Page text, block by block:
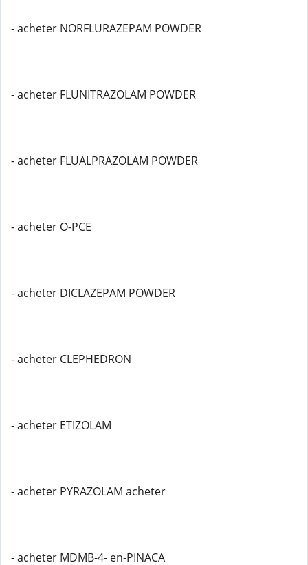
- acheter NORFLURAZEPAM POWDER
- acheter FLUNITRAZOLAM POWDER
- acheter FLUALPRAZOLAM POWDER
- acheter O-PCE
- acheter DICLAZEPAM POWDER
- acheter CLEPHEDRON
- acheter ETIZOLAM
- acheter PYRAZOLAM acheter
- acheter MDMB-4- en-PINACA